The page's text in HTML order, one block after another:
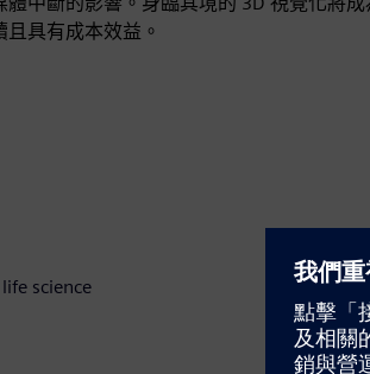
具有成本效益。
science